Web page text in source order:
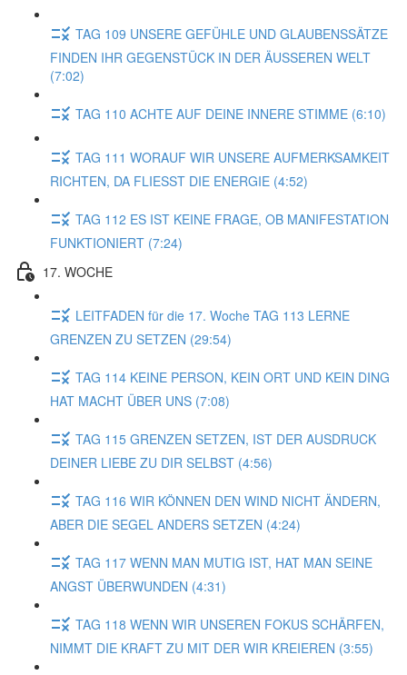
TAG 109 UNSERE GEFÜHLE UND GLAUBENSSÄTZE
FINDEN IHR GEGENSTÜCK IN DER ÄUSSEREN WELT
(7:02)
TAG 110 ACHTE AUF DEINE INNERE STIMME (6:10)
TAG 111 WORAUF WIR UNSERE AUFMERKSAMKEIT
RICHTEN, DA FLIESST DIE ENERGIE (4:52)
TAG 112 ES IST KEINE FRAGE, OB MANIFESTATION
FUNKTIONIERT (7:24)
17. WOCHE
LEITFADEN für die 17. Woche TAG 113 LERNE
GRENZEN ZU SETZEN (29:54)
TAG 114 KEINE PERSON, KEIN ORT UND KEIN DING
HAT MACHT ÜBER UNS (7:08)
TAG 115 GRENZEN SETZEN, IST DER AUSDRUCK
DEINER LIEBE ZU DIR SELBST (4:56)
TAG 116 WIR KÖNNEN DEN WIND NICHT ÄNDERN,
ABER DIE SEGEL ANDERS SETZEN (4:24)
TAG 117 WENN MAN MUTIG IST, HAT MAN SEINE
ANGST ÜBERWUNDEN (4:31)
TAG 118 WENN WIR UNSEREN FOKUS SCHÄRFEN,
NIMMT DIE KRAFT ZU MIT DER WIR KREIEREN (3:55)